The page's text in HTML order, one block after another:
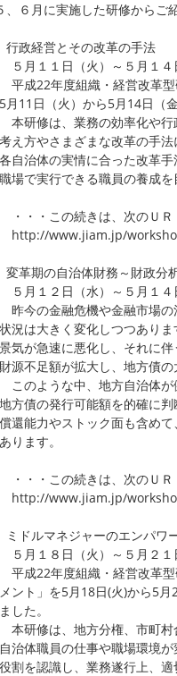
６月に実施した研修からご紹
政経営とその改革の手法
１１日（火）～５月１４
22年度組織・経営改革型
日（火）から5月14日（金
修は、業務の効率化や行
方やさまざまな改革の手法
治体の実情に合った改革手
で実行できる職員の養成を
・この続きは、次のＵＲＬ
www.jiam.jp/
革期の自治体財務～財政分
１２日（水）～５月１４
の金融危機や金融市場の
は大きく変化しつつありま
が急速に悪化し、それに伴
不足額が拡大し、地方債の
ような中、地方自治体が健
債の発行可能額を的確に判
能力やストック面も含めて
ます。
・この続きは、次のＵＲＬ
www.jiam.jp/
ドルマネジャーのエンパワ
１８日（火）～５月２１
22年度組織・経営改革型
ト」を5月18日(火)から5月
た。
修は、地方分権、市町村合
体職員の仕事や職場環境が
を認識し、業務遂行上、適